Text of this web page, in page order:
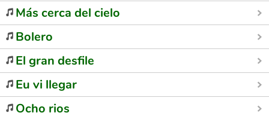
Más cerca del cielo
Bolero
El gran desfile
Eu vi llegar
Ocho rios